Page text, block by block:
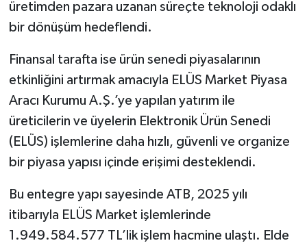
üretimden pazara uzanan süreçte teknoloji odaklı
bir dönüşüm hedeflendi.
Finansal tarafta ise ürün senedi piyasalarının
etkinliğini artırmak amacıyla ELÜS Market Piyasa
Aracı Kurumu A.Ş.’ye yapılan yatırım ile
üreticilerin ve üyelerin Elektronik Ürün Senedi
(ELÜS) işlemlerine daha hızlı, güvenli ve organize
bir piyasa yapısı içinde erişimi desteklendi.
Bu entegre yapı sayesinde ATB, 2025 yılı
itibarıyla ELÜS Market işlemlerinde
1.949.584.577 TL’lik işlem hacmine ulaştı. Elde